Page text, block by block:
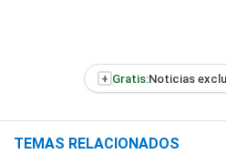
+ Gratis:Noticias
TEMAS RELACIONADOS